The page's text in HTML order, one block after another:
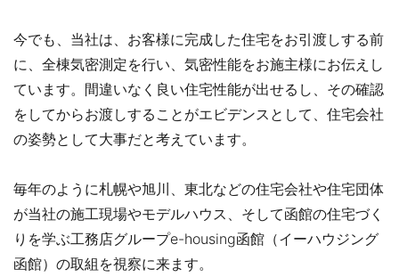
今でも、当社は、お客様に完成した住宅をお引渡しする前
に、全棟気密測定を行い、気密性能をお施主様にお伝えし
ています。間違いなく良い住宅性能が出せるし、その確認
をしてからお渡しすることがエビデンスとして、住宅会社
の姿勢として大事だと考えています。
毎年のように札幌や旭川、東北などの住宅会社や住宅団体
が当社の施工現場やモデルハウス、そして函館の住宅づく
りを学ぶ工務店グループe-housing函館（イーハウジング
函館）の取組を視察に来ます。